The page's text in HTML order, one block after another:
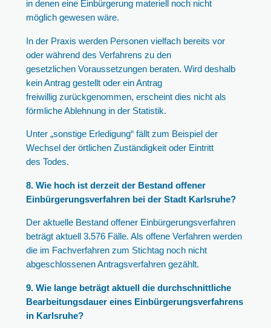
in denen eine Einbürgerung materiell noch nicht
möglich gewesen wäre.
In der Praxis werden Personen vielfach bereits vor
oder während des Verfahrens zu den
gesetzlichen Voraussetzungen beraten. Wird deshalb
kein Antrag gestellt oder ein Antrag
freiwillig zurückgenommen, erscheint dies nicht als
förmliche Ablehnung in der Statistik.
Unter „sonstige Erledigung“ fällt zum Beispiel der
Wechsel der örtlichen Zuständigkeit oder Eintritt
des Todes.
8. Wie hoch ist derzeit der Bestand offener
Einbürgerungsverfahren bei der Stadt Karlsruhe?
Der aktuelle Bestand offener Einbürgerungsverfahren
beträgt aktuell 3.576 Fälle. Als offene Verfahren werden
die im Fachverfahren zum Stichtag noch nicht
abgeschlossenen Antragsverfahren gezählt.
9. Wie lange beträgt aktuell die durchschnittliche
Bearbeitungsdauer eines Einbürgerungsverfahrens
in Karlsruhe?